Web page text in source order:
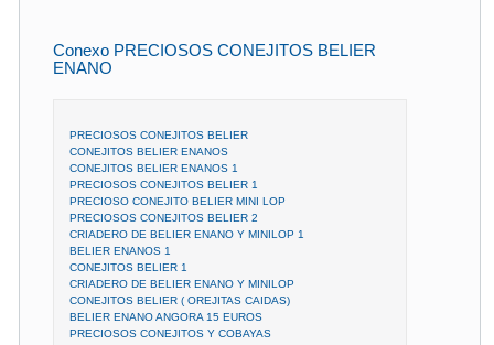
Conexo PRECIOSOS CONEJITOS BELIER
ENANO
PRECIOSOS CONEJITOS BELIER
CONEJITOS BELIER ENANOS
CONEJITOS BELIER ENANOS 1
PRECIOSOS CONEJITOS BELIER 1
PRECIOSO CONEJITO BELIER MINI LOP
PRECIOSOS CONEJITOS BELIER 2
CRIADERO DE BELIER ENANO Y MINILOP 1
BELIER ENANOS 1
CONEJITOS BELIER 1
CRIADERO DE BELIER ENANO Y MINILOP
CONEJITOS BELIER ( OREJITAS CAIDAS)
BELIER ENANO ANGORA 15 EUROS
PRECIOSOS CONEJITOS Y COBAYAS